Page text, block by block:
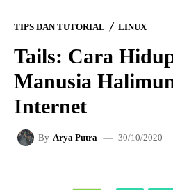
TIPS DAN TUTORIAL LINUX
Tails: Cara
Manusia
Internet
By Arya Putra 30/10/2020